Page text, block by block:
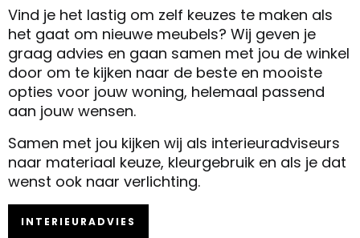
Vind je het lastig om zelf keuzes te maken als
het gaat om nieuwe meubels? Wij geven je
graag advies en gaan samen met jou de winkel
door om te kijken naar de beste en mooiste
opties voor jouw woning, helemaal passend
aan jouw wensen.
Samen met jou kijken wij als interieuradviseurs
naar materiaal keuze, kleurgebruik en als je dat
wenst ook naar verlichting.
INTERIEURADVIES